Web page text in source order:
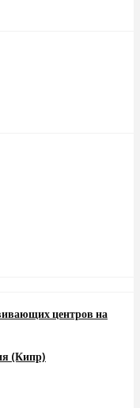
центров на
(Кипр)